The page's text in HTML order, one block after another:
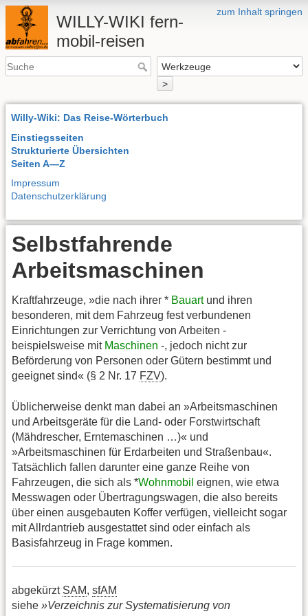
zum Inhalt springen
WILLY-WIKI fern-
mobil-reisen
>
Willy-Wiki: Das Reise-Wörterbuch
Einstiegsseiten
Strukturierte Übersichten
Seiten A—Z
Impressum
Datenschutzerklärung
Selbstfahrende
Arbeitsmaschinen
Kraftfahrzeuge, »die nach ihrer * Bauartund ihren
besonderen, mit dem Fahrzeug fest verbundenen
Einrichtungen zur Verrichtung von Arbeiten -
beispielsweise mit Maschinen -, jedoch nicht zur
Beförderung von Personen oder Gütern bestimmt und
geeignet sind« (§ 2 Nr. 17 FZV).
Üblicherweise denkt man dabei an »Arbeitsmaschinen
und Arbeitsgeräte für die Land- oder Forstwirtschaft
(Mähdrescher, Erntemaschinen …)« und
»Arbeitsmaschinen für Erdarbeiten und Straßenbau«.
Tatsächlich fallen darunter eine ganze Reihe von
Fahrzeugen, die sich als *Wohnmobil eignen, wie etwa
Messwagen oder Übertragungswagen, die also bereits
über einen ausgebauten Koffer verfügen, vielleicht sogar
mit Allrdantrieb ausgestattet sind oder einfach als
Basisfahrzeug in Frage kommen.
abgekürzt SAM, sfAM
siehe »Verzeichnis zur Systematisierung von